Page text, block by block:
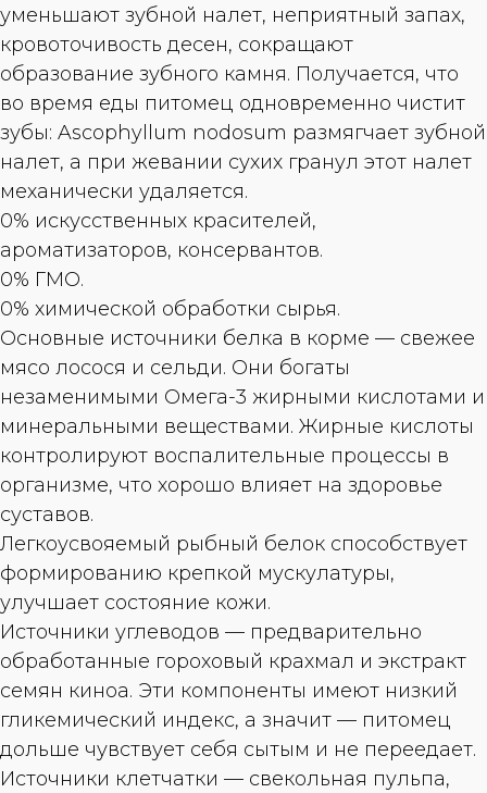
уменьшают зубной налет, неприятный запах,
кровоточивость десен, сокращают
образование зубного камня. Получается, что
во время еды питомец одновременно чистит
зубы: Ascophyllum nodosum размягчает зубной
налет, а при жевании сухих гранул этот налет
механически удаляется.
0% искусственных красителей,
ароматизаторов, консервантов.
0% ГМО.
0% химической обработки сырья.
Основные источники белка в корме — свежее
мясо лосося и сельди. Они богаты
незаменимыми Омега-3 жирными кислотами и
минеральными веществами. Жирные кислоты
контролируют воспалительные процессы в
организме, что хорошо влияет на здоровье
суставов.
Легкоусвояемый рыбный белок способствует
формированию крепкой мускулатуры,
улучшает состояние кожи.
Источники углеводов — предварительно
обработанные гороховый крахмал и экстракт
семян киноа. Эти компоненты имеют низкий
гликемический индекс, а значит — питомец
дольше чувствует себя сытым и не переедает.
Источники клетчатки — свекольная пульпа,